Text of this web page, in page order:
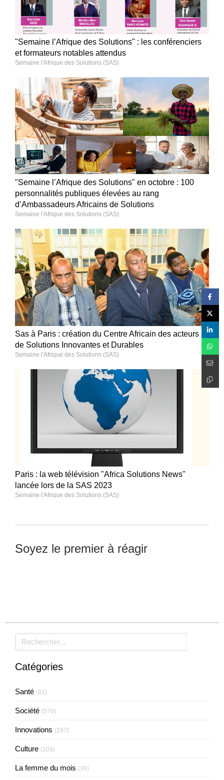
"Semaine l’Afrique des Solutions" : les conférenciers
et formateurs notables attendus
Semaine l'Afrique des Solutions (SAS)
"Semaine l’Afrique des Solutions" en octobre : 100
personnalités publiques élevées au rang
d’Ambassadeurs Africains de Solutions
Semaine l'Afrique des Solutions (SAS)
Sas à Paris : création du Centre Africain des acteurs
de Solutions Innovantes et Durables
Semaine l'Afrique des Solutions (SAS)
Paris : la web télévision "Africa Solutions News"
lancée lors de la SAS 2023
Semaine l'Afrique des Solutions (SAS)
Soyez le premier à réagir
Rechercher
Catégories
Santé (81)
Société (570)
Innovations (197)
Culture (109)
La femme du mois (39)